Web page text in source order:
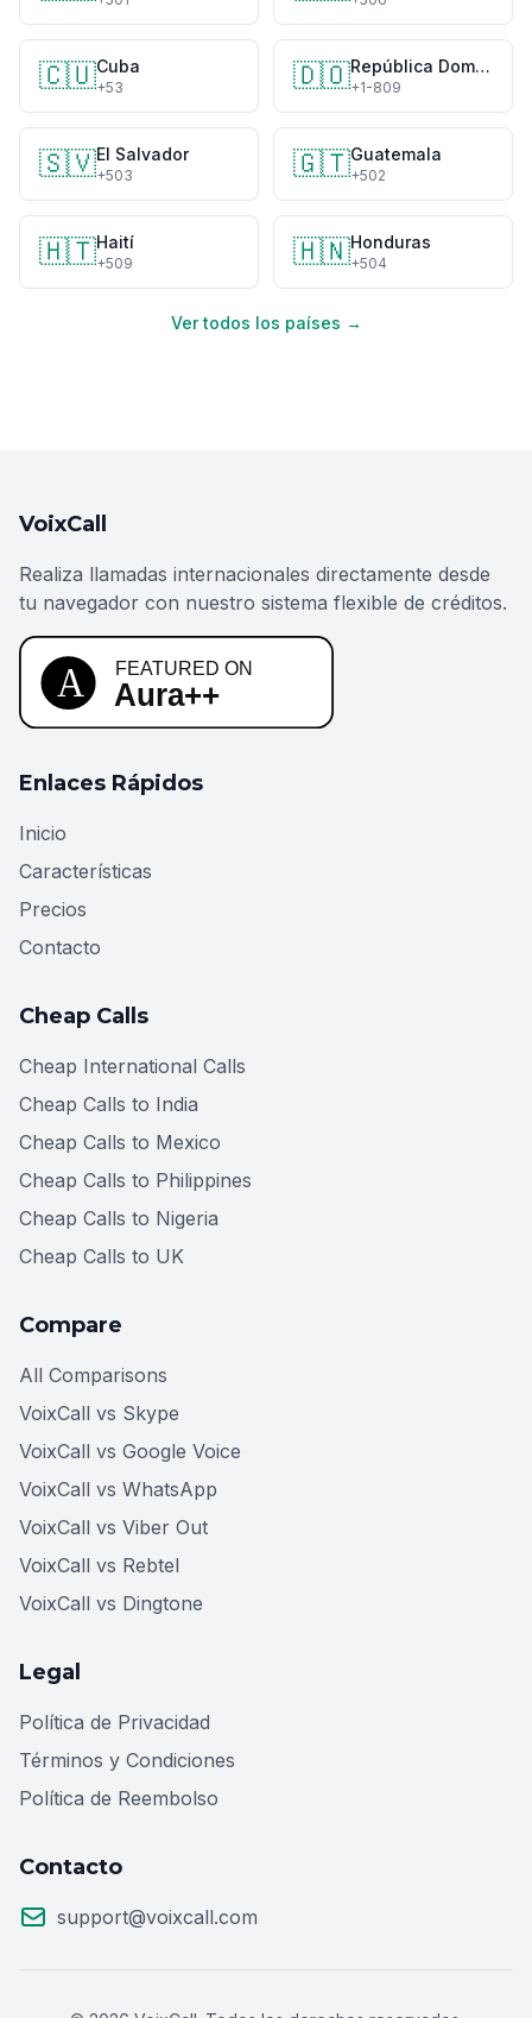
🇨🇺Cuba
+53 🇩🇴 República Dominicana
+1-809
🇸🇻El Salvador
+503 🇬🇹Guatemala
+502
🇭🇹Haití
+509 🇭🇳Honduras
+504
Ver todos los países →
VoixCall
Realiza llamadas internacionales directamente desde
tu navegador con nuestro sistema flexible de créditos.
Enlaces Rápidos
Inicio
Características
Precios
Contacto
Cheap Calls
Cheap International Calls
Cheap Calls to India
Cheap Calls to Mexico
Cheap Calls to Philippines
Cheap Calls to Nigeria
Cheap Calls to UK
Compare
All Comparisons
VoixCall vs Skype
VoixCall vs Google Voice
VoixCall vs WhatsApp
VoixCall vs Viber Out
VoixCall vs Rebtel
VoixCall vs Dingtone
Legal
Política de Privacidad
Términos y Condiciones
Política de Reembolso
Contacto
support@voixcall.com